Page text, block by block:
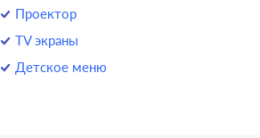
Проектор
TV экраны
Детское меню